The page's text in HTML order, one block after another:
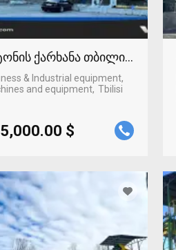
ქარხანა თბილისში
& Industrial equipment,
and equipment Tbilisi
$